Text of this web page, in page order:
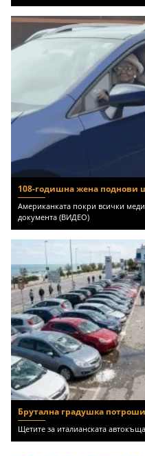
108-годишна жена поднови
Американката покри всички
документа (ВИДЕО)
Брутална градушка
Щетите за италианската